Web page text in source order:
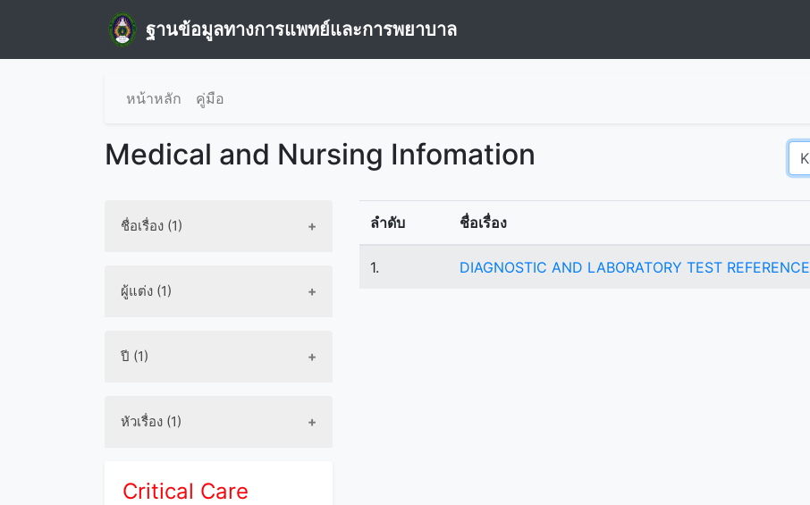
ฐานข้อมูลทางการแพทย์และการพยาบาล
หน้าหลัก คู่มือ
Medical and Nursing Infomation
ชื่อเรื่อง (1)
ผู้แต่ง (1)
ปี (1)
หัวเรื่อง (1)
Critical Care
ลำดับ ชื่อเรื่อง
1. DIAGNOSTIC AND LABORATORY TEST REFERENCE